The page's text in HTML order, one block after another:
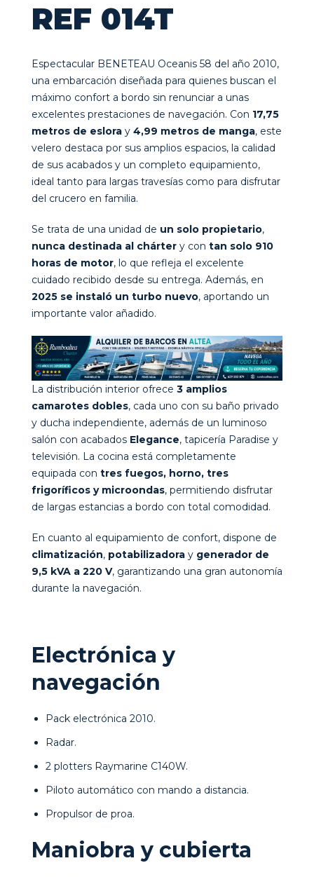
REF 014T
Espectacular BENETEAU Oceanis 58 del año 2010,
una embarcación diseñada para quienes buscan el
máximo confort a bordo sin renunciar a unas
excelentes prestaciones de navegación. Con 17,75
metros de eslora y 4,99 metros de manga, este
velero destaca por sus amplios espacios, la calidad
de sus acabados y un completo equipamiento,
ideal tanto para largas travesías como para disfrutar
del crucero en familia.
Se trata de una unidad de un solo propietario,
nunca destinada al chárter y con tan solo 910
horas de motor, lo que refleja el excelente
cuidado recibido desde su entrega. Además, en
2025 se instaló un turbo nuevo, aportando un
importante valor añadido.
La distribución interior ofrece 3 amplios
camarotes dobles, cada uno con su baño privado
y ducha independiente, además de un luminoso
salón con acabados Elegance, tapicería Paradise y
televisión. La cocina está completamente
equipada con tres fuegos, horno, tres
frigoríficos y microondas, permitiendo disfrutar
de largas estancias a bordo con total comodidad.
En cuanto al equipamiento de confort, dispone de
climatización, potabilizadora y generador de
9,5 kVA a 220 V, garantizando una gran autonomía
durante la navegación.
Electrónica y
navegación
Pack electrónica 2010.
Radar.
2 plotters Raymarine C140W.
Piloto automático con mando a distancia.
Propulsor de proa.
Maniobra y cubierta